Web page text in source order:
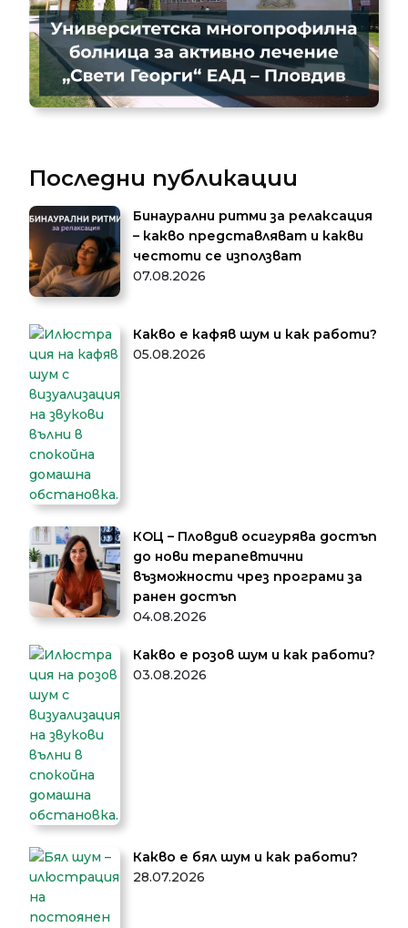
Последни публикации
Бинаурални ритми за релаксация
– какво представляват и какви
честоти се използват
07.08.2026
Какво е кафяв шум и как работи?
05.08.2026
КОЦ – Пловдив осигурява достъп
до нови терапевтични
възможности чрез програми за
ранен достъп
04.08.2026
Какво е розов шум и как работи?
03.08.2026
Какво е бял шум и как работи?
28.07.2026